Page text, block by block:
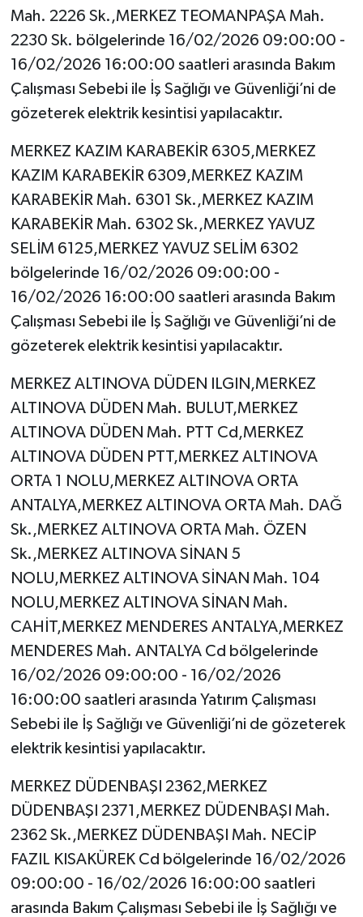
Mah. 2226 Sk.,MERKEZ TEOMANPAŞA Mah.
2230 Sk. bölgelerinde 16/02/2026 09:00:00 -
16/02/2026 16:00:00 saatleri arasında Bakım
Çalışması Sebebi ile İş Sağlığı ve Güvenliği’ni de
gözeterek elektrik kesintisi yapılacaktır.
MERKEZ KAZIM KARABEKİR 6305,MERKEZ
KAZIM KARABEKİR 6309,MERKEZ KAZIM
KARABEKİR Mah. 6301 Sk.,MERKEZ KAZIM
KARABEKİR Mah. 6302 Sk.,MERKEZ YAVUZ
SELİM 6125,MERKEZ YAVUZ SELİM 6302
bölgelerinde 16/02/2026 09:00:00 -
16/02/2026 16:00:00 saatleri arasında Bakım
Çalışması Sebebi ile İş Sağlığı ve Güvenliği’ni de
gözeterek elektrik kesintisi yapılacaktır.
MERKEZ ALTINOVA DÜDEN ILGIN,MERKEZ
ALTINOVA DÜDEN Mah. BULUT,MERKEZ
ALTINOVA DÜDEN Mah. PTT Cd,MERKEZ
ALTINOVA DÜDEN PTT,MERKEZ ALTINOVA
ORTA 1 NOLU,MERKEZ ALTINOVA ORTA
ANTALYA,MERKEZ ALTINOVA ORTA Mah. DAĞ
Sk.,MERKEZ ALTINOVA ORTA Mah. ÖZEN
Sk.,MERKEZ ALTINOVA SİNAN 5
NOLU,MERKEZ ALTINOVA SİNAN Mah. 104
NOLU,MERKEZ ALTINOVA SİNAN Mah.
CAHİT,MERKEZ MENDERES ANTALYA,MERKEZ
MENDERES Mah. ANTALYA Cd bölgelerinde
16/02/2026 09:00:00 - 16/02/2026
16:00:00 saatleri arasında Yatırım Çalışması
Sebebi ile İş Sağlığı ve Güvenliği’ni de gözeterek
elektrik kesintisi yapılacaktır.
MERKEZ DÜDENBAŞI 2362,MERKEZ
DÜDENBAŞI 2371,MERKEZ DÜDENBAŞI Mah.
2362 Sk.,MERKEZ DÜDENBAŞI Mah. NECİP
FAZIL KISAKÜREK Cd bölgelerinde 16/02/2026
09:00:00 - 16/02/2026 16:00:00 saatleri
arasında Bakım Çalışması Sebebi ile İş Sağlığı ve